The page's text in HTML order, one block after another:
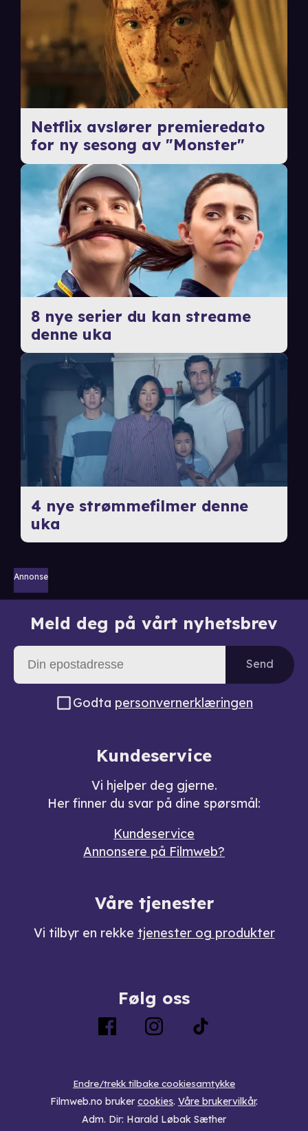
Netflix avslører premieredato
for ny sesong av "Monster"
8 nye serier du kan streame
denne uka
4 nye strømmefilmer denne
uka
Annonse
Meld deg på vårt nyhetsbrev
Send
Godta personvernerklæringen
Kundeservice
Vi hjelper deg gjerne.
Her finner du svar på dine spørsmål:
Kundeservice
Annonsere på Filmweb?
Våre tjenester
Vi tilbyr en rekke tjenester og produkter
Følg oss
Endre/trekk tilbake cookiesamtykke
Filmweb.no bruker cookies. Våre brukervilkår.
Adm. Dir: Harald Løbak Sæther